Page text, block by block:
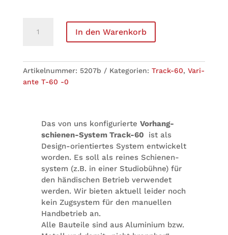
win­
60
Menge
In den Warenkorb
Arti­kel­num­mer: 5207b Kate­go­rien: Track-60, Vari­
ante T-60 -0
Das von uns kon­fi­gu­rierte Vor­hang­
schie­nen-Sys­tem Track-60
ist als
Design-ori­en­tier­tes Sys­tem ent­wi­ckelt
wor­den. Es soll als rei­nes Schie­nen­
sys­tem (z.B. in einer Stu­dio­bühne) für
den hän­di­schen Betrieb ver­wen­det
wer­den. Wir bie­ten aktu­ell lei­der noch
kein Zug­sys­tem für den manu­el­len
Hand­be­trieb an.
Alle Bau­teile sind aus Alu­mi­nium bzw.